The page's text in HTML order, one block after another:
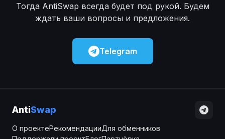
Тогда AntiSwap всегда будет под рукой. Будем
ждать ваши вопросы и предложения.
Telegram
AntiSwap
О проектеРекомендацииДля обменников